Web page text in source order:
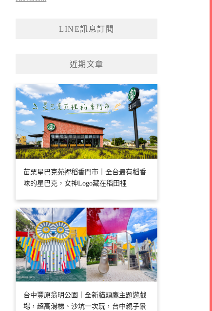
LINE訊息訂閱
近期文章
苗栗星巴克苑裡稻香門市｜全台最有稻香
味的星巴克，女神Logo藏在稻田裡
台中豐原翁明公園｜全新貓頭鷹主題遊戲
場，超高滑梯、沙坑一次玩，台中親子景